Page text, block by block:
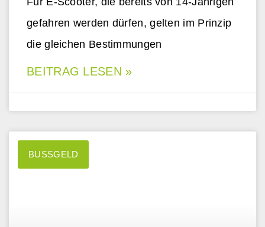
gefahren werden dürfen, gelten im Prinzip
die gleichen Bestimmungen
BEITRAG LESEN »
BUSSGELD